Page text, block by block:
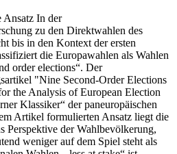
Ansatz In der
zu den Direktwahlen des
bis in den Kontext der ersten
die Europawahlen als Wahlen
order elections“. Der
"Nine Second-Order Elections
the Analysis of European Election
Klassiker“ der paneuropäischen
Artikel formulierten Ansatz liegt die
Perspektive der Wahlbevölkerung,
weniger auf dem Spiel steht als